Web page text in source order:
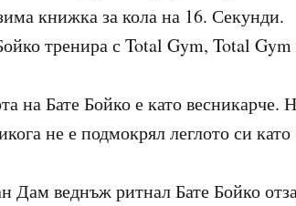
книжка за кола на 16. Секунди.
тренира с Total Gym, Total Gym
на Бате Бойко е като весникарче.
не е подмокрял леглото си
Дам веднъж ритнал Бате Бойко